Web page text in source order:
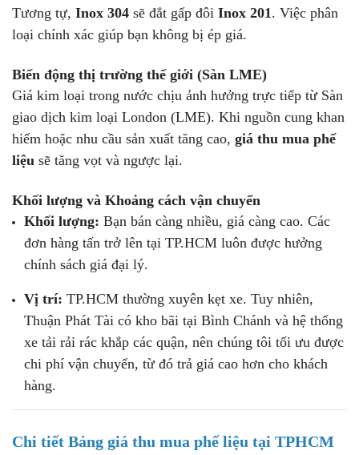
Tương tự, Inox 304 sẽ đắt gấp đôi Inox 201 . Việc phân
loại chính xác giúp bạn không bị ép giá.
Biến động thị trường thế giới (Sàn LME)
Giá kim loại trong nước chịu ảnh hưởng trực tiếp từ Sàn
giao dịch kim loại London (LME). Khi nguồn cung khan
hiếm hoặc nhu cầu sản xuất tăng cao, giá thu mua phế
liệu sẽ tăng vọt và ngược lại.
Khối lượng và Khoảng cách vận chuyển
Khối lượng: Bạn bán càng nhiều, giá càng cao. Các
đơn hàng tấn trở lên tại TP.HCM luôn được hưởng
chính sách giá đại lý.
Vị trí: TP.HCM thường xuyên kẹt xe. Tuy nhiên,
Thuận Phát Tài có kho bãi tại Bình Chánh và hệ thống
xe tải rải rác khắp các quận, nên chúng tôi tối ưu được
chi phí vận chuyển, từ đó trả giá cao hơn cho khách
hàng.
Chi tiết Bảng giá thu mua phế liệu tại TPHCM